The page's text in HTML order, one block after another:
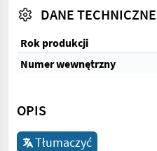
DANE TECHNICZNE
Rok produkcji
Numer wewnętrzny
OPIS
Tłumaczyć